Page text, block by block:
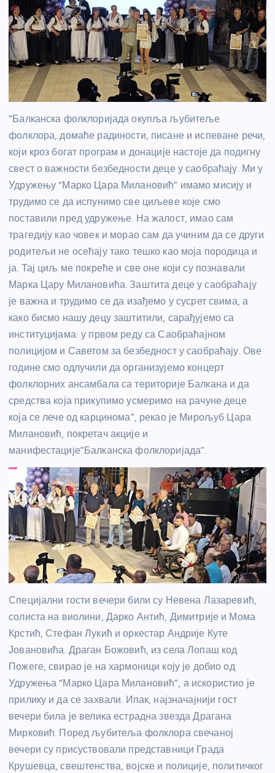
“Балканска фолклоријада окупља љубитеље
фолклора, домаће радиности, писане и испеване речи,
који кроз богат програм и донације настоје да подигну
свест о важности безбедности деце у саобраћају. Ми у
Удружењу “Марко Цара Милановић” имамо мисију и
трудимо се да испунимо све циљеве које смо
поставили пред удружење. На жалост, имао сам
трагедију као човек и морао сам да учиним да се други
родитељи не осећају тако тешко као моја породица и
ја. Тај циљ ме покреће и све оне који су познавали
Марка Цару Милановића. Заштита деце у саобраћају
је важна и трудимо се да изађемо у сусрет свима, а
како бисмо нашу децу заштитили, сарађујемо са
институцијама: у првом реду са Саобраћајном
полицијом и Саветом за безбедност у саобраћају. Ове
године смо одлучили да организујемо концерт
фолклорних ансамбала са територије Балкана и да
средства која прикупимо усмеримо на рачуне деце
која се лече од карцинома”, рекао је Мирољуб Цара
Милановић, покретач акције и
манифестације”Балканска фолклоријада”.
Специјални гости вечери били су Невена Лазаревић,
солиста на виолини, Дарко Антић, Димитрије и Мома
Крстић, Стефан Лукић и оркестар Андрије Куте
Јовановића. Драган Божовић, из села Лопаш код
Пожеге, свирао је на хармоници коју је добио од
Удружења “Марко Цара Милановић”, а искористио је
прилику и да се захвали. Ипак, најзначајнији гост
вечери била је велика естрадна звезда Драгана
Мирковић. Поред љубитеља фолклора свечаној
вечери су присуствовали представници Града
Крушевца, свештенства, војске и полиције, политичког